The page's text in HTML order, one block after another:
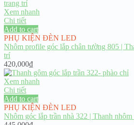
Xem nhanh
Chi tiết
Add to cart
PHỤ KIỆN ĐÈN LED
Nhôm profile góc lắp chân tường 805 |
trí
420,000₫
Xem nhanh
Chi tiết
Add to cart
PHỤ KIỆN ĐÈN LED
Nhôm góc lắp trần nhà 322 | Thanh